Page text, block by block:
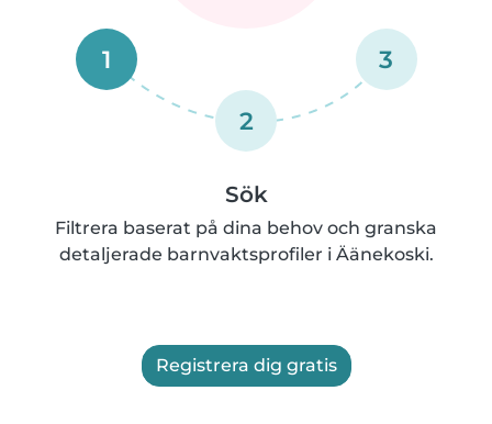
1
2
3
Sök
Filtrera baserat på dina behov och granska
detaljerade barnvaktsprofiler i Äänekoski.
Registrera dig gratis